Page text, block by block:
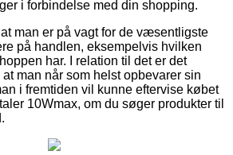
i forbindelse med din shopping.
man er på vagt for de væsentligste
på handlen, eksempelvis hvilken
har. I relation til det er det
man når som helst opbevarer sin
i fremtiden vil kunne eftervise købet
10Wmax, om du søger produkter til